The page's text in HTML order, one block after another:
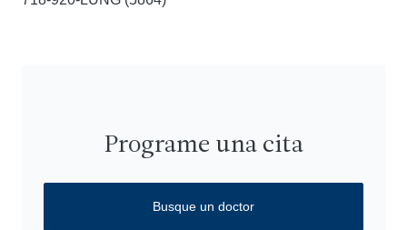
Programe una cita
Busque un doctor